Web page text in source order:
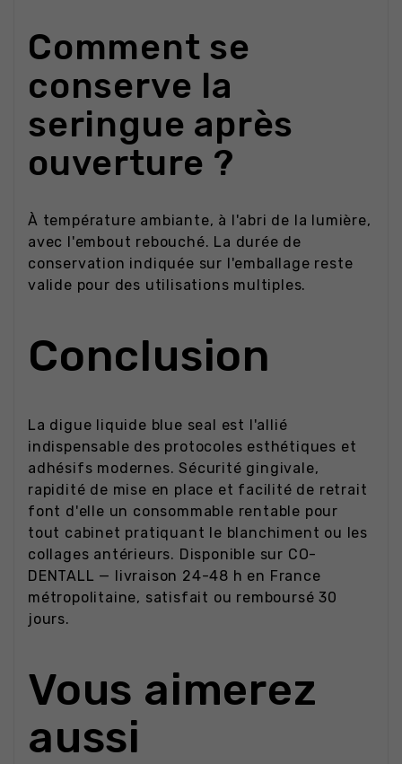
Comment se
conserve la
seringue après
ouverture ?
À température ambiante, à l'abri de la lumière,
avec l'embout rebouché. La durée de
conservation indiquée sur l'emballage reste
valide pour des utilisations multiples.
Conclusion
La digue liquide blue seal est l'allié
indispensable des protocoles esthétiques et
adhésifs modernes. Sécurité gingivale,
rapidité de mise en place et facilité de retrait
font d'elle un consommable rentable pour
tout cabinet pratiquant le blanchiment ou les
collages antérieurs. Disponible sur CO-
DENTALL — livraison 24-48 h en France
métropolitaine, satisfait ou remboursé 30
jours.
Vous aimerez
aussi